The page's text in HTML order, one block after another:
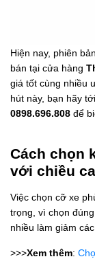
Hiện nay, phiên bản
bán tại cửa hàng
giá tốt cùng nhiều
hút này, bạn hãy
0898.696.808 để
Cách chọn
với chiều
Việc chọn cỡ xe
trọng, vì chọn
nhiều làm giảm
>>>Xem thêm: